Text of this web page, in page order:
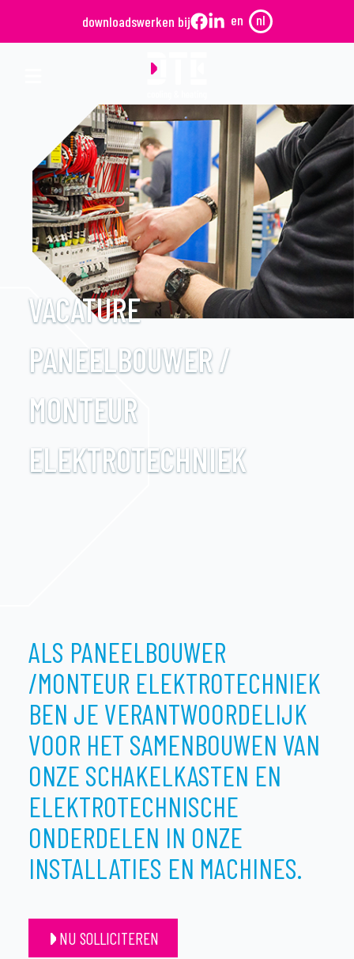
downloadswerken bij en nl
VACATURE
PANEELBOUWER /
MONTEUR
ELEKTROTECHNIEK
ALS PANEELBOUWER
/MONTEUR ELEKTROTECHNIEK
BEN JE VERANTWOORDELIJK
VOOR HET SAMENBOUWEN VAN
ONZE SCHAKELKASTEN EN
ELEKTROTECHNISCHE
ONDERDELEN IN ONZE
INSTALLATIES EN MACHINES.
NU SOLLICITEREN